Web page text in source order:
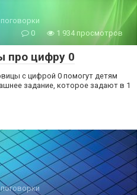
0
1 934 просмотров
про цифру 0
с цифрой 0 помогут детям
задание, которое задают в 1